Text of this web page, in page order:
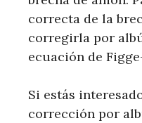
correcta de la
corregirla por
ecuación de
Si estás
corrección por